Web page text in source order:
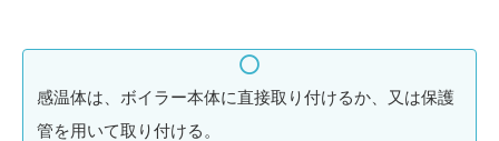
感温体は、ボイラー本体に直接取り付けるか、又は保護
管を用いて取り付ける。